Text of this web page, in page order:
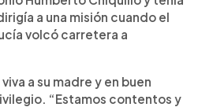
a una misión cuando el
volcó carretera a
a su madre y en buen
“Estamos contentos y